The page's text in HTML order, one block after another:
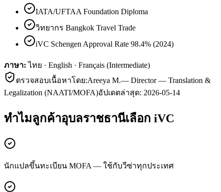
IATA/UFTAA Foundation Diploma
วิทยากร Bangkok Travel Trade
iVC Schengen Approval Rate 98.4% (2024)
ภาษา: ไทย · English · Français (Intermediate)
ตรวจสอบเนื้อหาโดย:Areeya M.— Director — Translation &
Legalization (NAATI/MOFA)อัปเดตล่าสุด: 2026-05-14
ทำไมลูกค้าอุบลราชธานีเลือก iVC
นักแปลขึ้นทะเบียน MOFA — ใช้กับวีซ่าทุกประเทศ